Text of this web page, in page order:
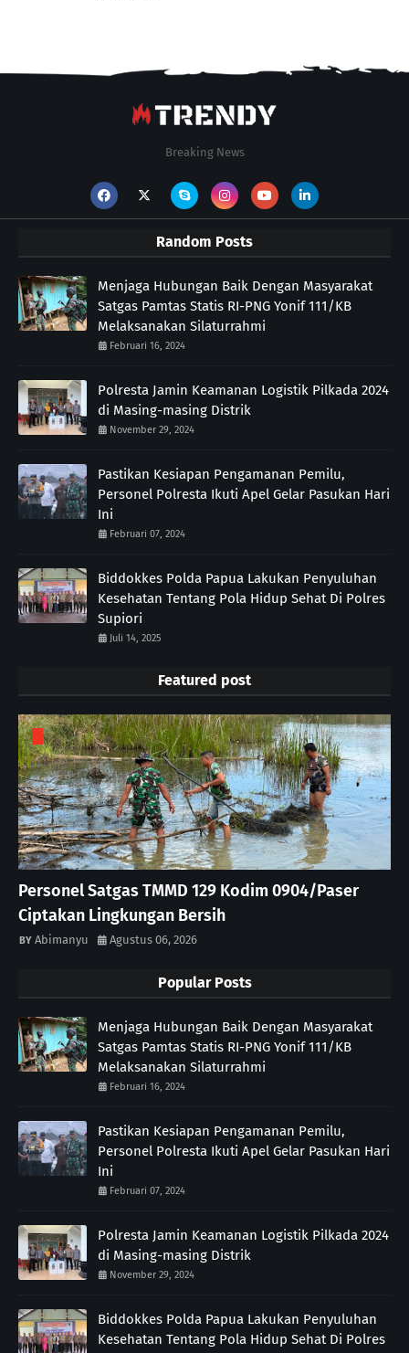
Breaking News
Random Posts
Menjaga Hubungan Baik Dengan Masyarakat
Satgas Pamtas Statis RI-PNG Yonif 111/KB
Melaksanakan Silaturrahmi
Februari 16, 2024
Polresta Jamin Keamanan Logistik Pilkada 2024
di Masing-masing Distrik
November 29, 2024
Pastikan Kesiapan Pengamanan Pemilu,
Personel Polresta Ikuti Apel Gelar Pasukan Hari
Ini
Februari 07, 2024
Biddokkes Polda Papua Lakukan Penyuluhan
Kesehatan Tentang Pola Hidup Sehat Di Polres
Supiori
Juli 14, 2025
Featured post
Personel Satgas TMMD 129 Kodim 0904/Paser
Ciptakan Lingkungan Bersih
Abimanyu Agustus 06, 2026
Popular Posts
Menjaga Hubungan Baik Dengan Masyarakat
Satgas Pamtas Statis RI-PNG Yonif 111/KB
Melaksanakan Silaturrahmi
Februari 16, 2024
Pastikan Kesiapan Pengamanan Pemilu,
Personel Polresta Ikuti Apel Gelar Pasukan Hari
Ini
Februari 07, 2024
Polresta Jamin Keamanan Logistik Pilkada 2024
di Masing-masing Distrik
November 29, 2024
Biddokkes Polda Papua Lakukan Penyuluhan
Kesehatan Tentang Pola Hidup Sehat Di Polres